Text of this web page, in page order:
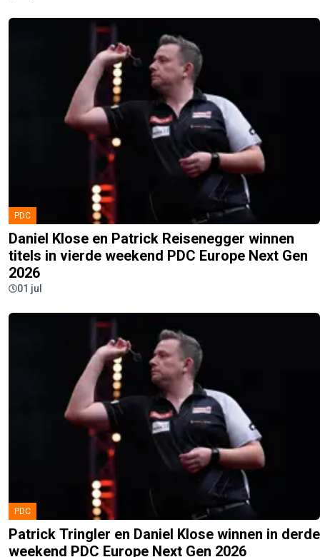
PDC
Daniel Klose en Patrick Reisenegger winnen
titels in vierde weekend PDC Europe Next Gen
2026
01 jul
PDC
Patrick Tringler en Daniel Klose winnen in derde
weekend PDC Europe Next Gen 2026